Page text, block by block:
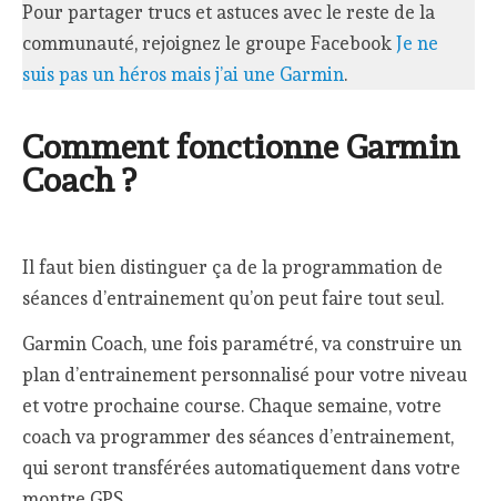
Pour partager trucs et astuces avec le reste de la
communauté, rejoignez le groupe FacebookJe ne
suis pas un héros mais j’ai une Garmin.
Comment fonctionne Garmin
Coach ?
Il faut bien distinguer ça de la programmation de
séances d’entrainement qu’on peut faire tout seul.
Garmin Coach, une fois paramétré, va construire un
plan d’entrainement personnalisé pour votre niveau
et votre prochaine course. Chaque semaine, votre
coach va programmer des séances d’entrainement,
qui seront transférées automatiquement dans votre